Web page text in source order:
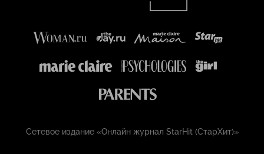
Сетевое издание «Онлайн журнал StarHit (СтарХит)»